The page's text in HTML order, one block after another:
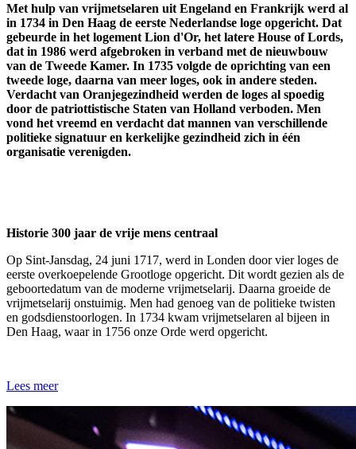
Met hulp van vrijmetselaren uit Engeland en Frankrijk werd al
in 1734 in Den Haag de eerste Nederlandse loge opgericht. Dat
gebeurde in het logement Lion d'Or, het latere House of Lords,
dat in 1986 werd afgebroken in verband met de nieuwbouw
van de Tweede Kamer. In 1735 volgde de oprichting van een
tweede loge, daarna van meer loges, ook in andere steden.
Verdacht van Oranjegezindheid werden de loges al spoedig
door de patriottistische Staten van Holland verboden. Men
vond het vreemd en verdacht dat mannen van verschillende
politieke signatuur en kerkelijke gezindheid zich in één
organisatie verenigden.
Historie 300 jaar de vrije mens centraal
Op Sint-Jansdag, 24 juni 1717, werd in Londen door vier loges de
eerste overkoepelende Grootloge opgericht. Dit wordt gezien als de
geboortedatum van de moderne vrijmetselarij. Daarna groeide de
vrijmetselarij onstuimig. Men had genoeg van de politieke twisten
en godsdienstoorlogen. In 1734 kwam vrijmetselaren al bijeen in
Den Haag, waar in 1756 onze Orde werd opgericht.
Lees meer